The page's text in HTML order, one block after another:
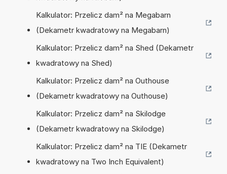
Kalkulator: Przelicz dam² na Megabarn
(Dekametr kwadratowy na Megabarn)
Kalkulator: Przelicz dam² na Shed (Dekametr
kwadratowy na Shed)
Kalkulator: Przelicz dam² na Outhouse
(Dekametr kwadratowy na Outhouse)
Kalkulator: Przelicz dam² na Skilodge
(Dekametr kwadratowy na Skilodge)
Kalkulator: Przelicz dam² na TIE (Dekametr
kwadratowy na Two Inch Equivalent)